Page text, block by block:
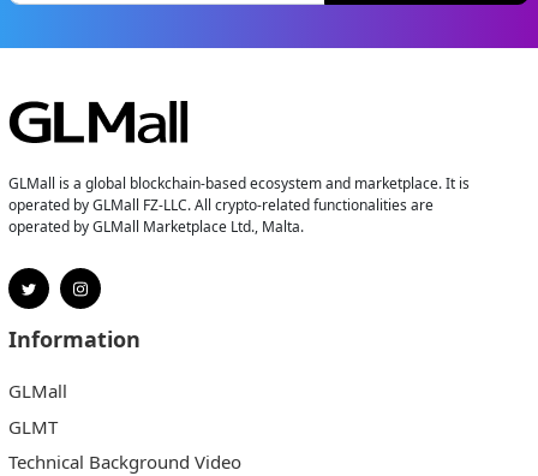
GLMall is a global blockchain-based ecosystem and marketplace. It is
operated by GLMall FZ-LLC. All crypto-related functionalities are
operated by GLMall Marketplace Ltd., Malta.
Information
GLMall
GLMT
Technical Background Video